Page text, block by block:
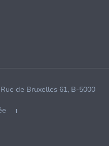
de Bruxelles 61, B-5000